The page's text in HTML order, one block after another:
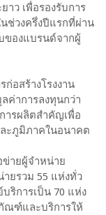
าว เพื่อรองรับการ
ช่วงครึ่งปีแรกที่ผ่าน
ของแบรนด์จากผู้
อสร้างโรงงาน
ค่าการลงทุนกว่า
ารผลิตสำคัญเพื่อ
ะภูมิภาคในอนาคต
ายผู้จำหน่าย
ยรวม 55 แห่งทั่ว
ริการเป็น 70 แห่ง
ณฑ์และบริการให้